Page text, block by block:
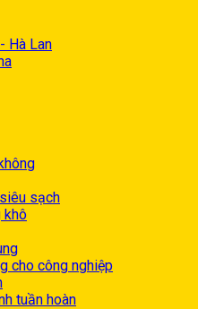
Hà Lan
sạch
khô
cho công nghiệp
tuần hoàn